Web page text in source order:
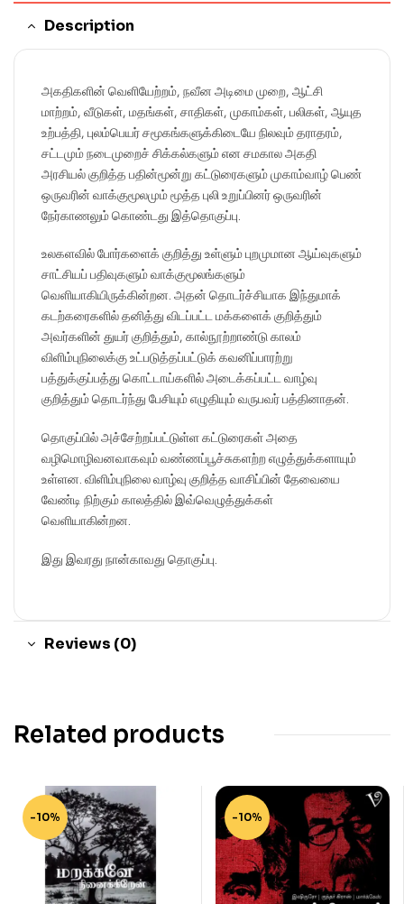
Description
அகதிகளின் வெளியேற்றம், நவீன அடிமை முறை, ஆட்சி
மாற்றம், வீடுகள், மதங்கள், சாதிகள், முகாம்கள், பலிகள், ஆயுத
உற்பத்தி, புலம்பெயர் சமூகங்களுக்கிடையே நிலவும் தராதரம்,
சட்டமும் நடைமுறைச் சிக்கல்களும் என சமகால அகதி
அரசியல் குறித்த பதின்மூன்று கட்டுரைகளும் முகாம்வாழ் பெண்
ஒருவரின் வாக்குமூலமும் மூத்த புலி உறுப்பினர் ஒருவரின்
நேர்காணலும் கொண்டது இத்தொகுப்பு.
உலகளவில் போர்களைக் குறித்து உள்ளும் புறமுமான ஆய்வுகளும்
சாட்சியப் பதிவுகளும் வாக்குமூலங்களும்
வெளியாகியிருக்கின்றன. அதன் தொடர்ச்சியாக இந்துமாக்
கடற்கரைகளில் தனித்து விடப்பட்ட மக்களைக் குறித்தும்
அவர்களின் துயர் குறித்தும், கால்நூற்றாண்டு காலம்
விளிம்புநிலைக்கு உட்படுத்தப்பட்டுக் கவனிப்பாரற்று
பத்துக்குப்பத்து கொட்டாய்களில் அடைக்கப்பட்ட வாழ்வு
குறித்தும் தொடர்ந்து பேசியும் எழுதியும் வருபவர் பத்தினாதன்.
தொகுப்பில் அச்சேற்றப்பட்டுள்ள கட்டுரைகள் அதை
வழிமொழிவனவாகவும் வண்ணப்பூச்சுகளற்ற எழுத்துக்களாயும்
உள்ளன. விளிம்புநிலை வாழ்வு குறித்த வாசிப்பின் தேவையை
வேண்டி நிற்கும் காலத்தில் இவ்வெழுத்துக்கள்
வெளியாகின்றன.
இது இவரது நான்காவது தொகுப்பு.
Reviews (0)
Related products
-10% -10%